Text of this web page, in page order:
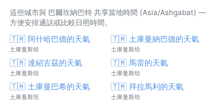
這些城市與 巴爾坎納巴特 共享當地時間 (Asia/Ashgabat) —
方便安排通話或比較日照時間。
🇹🇲 阿什哈巴德的天氣
土庫曼斯坦
🇹🇲 土庫曼納巴德的天氣
土庫曼斯坦
🇹🇲 達紹古茲的天氣
土庫曼斯坦
🇹🇲 馬雷的天氣
土庫曼斯坦
🇹🇲 土庫曼巴希的天氣
土庫曼斯坦
🇹🇲 拜拉馬利的天氣
土庫曼斯坦